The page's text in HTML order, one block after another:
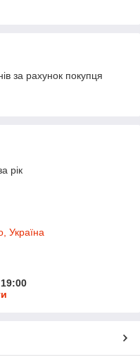
за рахунок покупця
рік
Україна